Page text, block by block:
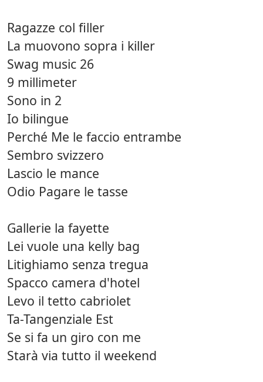
Ragazze col filler
La muovono sopra i killer
Swag music 26
9 millimeter
Sono in 2
Io bilingue
Perché Me le faccio entrambe
Sembro svizzero
Lascio le mance
Odio Pagare le tasse
Gallerie la fayette
Lei vuole una kelly bag
Litighiamo senza tregua
Spacco camera d'hotel
Levo il tetto cabriolet
Ta-Tangenziale Est
Se si fa un giro con me
Starà via tutto il weekend